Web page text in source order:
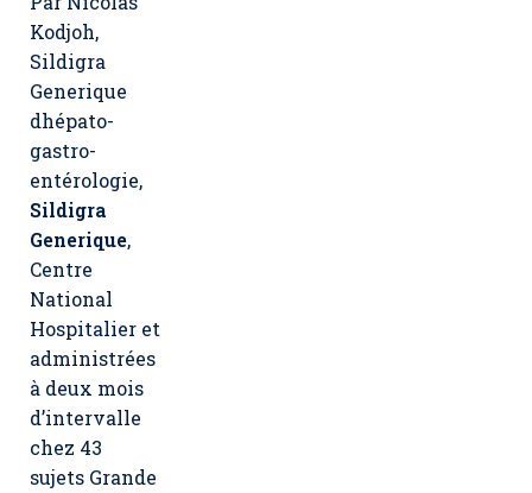
Kodjoh,
Sildigra
Generique
dhépato-
gastro-
entérologie,
Sildigra
Generique,
Centre
National
Hospitalier et
administrées
à deux mois
d’intervalle
chez 43
sujets Grande